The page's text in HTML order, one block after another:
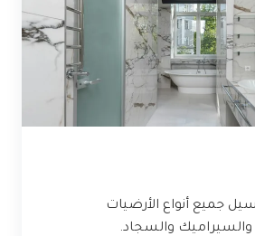
جميع أنواع الأرضيات
والسيراميك والسجاد.